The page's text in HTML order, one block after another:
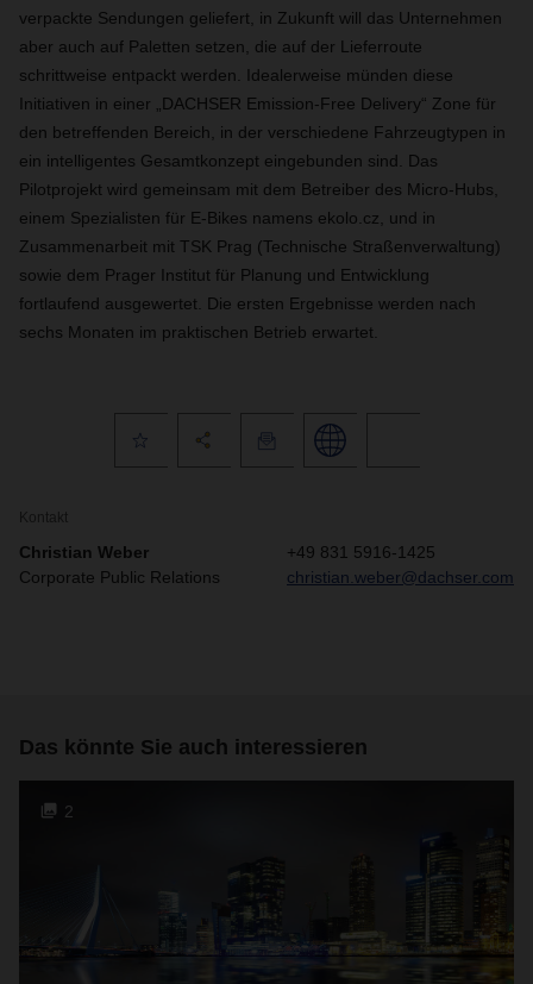
verpackte Sendungen geliefert, in Zukunft will das Unternehmen
aber auch auf Paletten setzen, die auf der Lieferroute
schrittweise entpackt werden. Idealerweise münden diese
Initiativen in einer „DACHSER Emission-Free Delivery“ Zone für
den betreffenden Bereich, in der verschiedene Fahrzeugtypen in
ein intelligentes Gesamtkonzept eingebunden sind. Das
Pilotprojekt wird gemeinsam mit dem Betreiber des Micro-Hubs,
einem Spezialisten für E-Bikes namens ekolo.cz, und in
Zusammenarbeit mit TSK Prag (Technische Straßenverwaltung)
sowie dem Prager Institut für Planung und Entwicklung
fortlaufend ausgewertet. Die ersten Ergebnisse werden nach
sechs Monaten im praktischen Betrieb erwartet.
Kontakt
Christian Weber
Corporate Public Relations
+49 831 5916-1425
christian.weber@dachser.com
Das könnte Sie auch interessieren
2